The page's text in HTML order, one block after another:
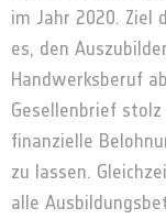
im Jahr 2020. Ziel
es, den
Handwerksberuf
Gesellenbrief
finanzielle
zu lassen.
alle